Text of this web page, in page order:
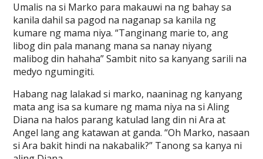
Umalis na si Marko para makauwi na ng bahay sa
kanila dahil sa pagod na naganap sa kanila ng
kumare ng mama niya. “Tanginang marie to, ang
libog din pala manang mana sa nanay niyang
malibog din hahaha” Sambit nito sa kanyang sarili na
medyo ngumingiti.
Habang nag lalakad si marko, naaninag ng kanyang
mata ang isa sa kumare ng mama niya na si Aling
Diana na halos parang katulad lang din ni Ara at
Angel lang ang katawan at ganda. “Oh Marko, nasaan
si Ara bakit hindi na nakabalik?” Tanong sa kanya ni